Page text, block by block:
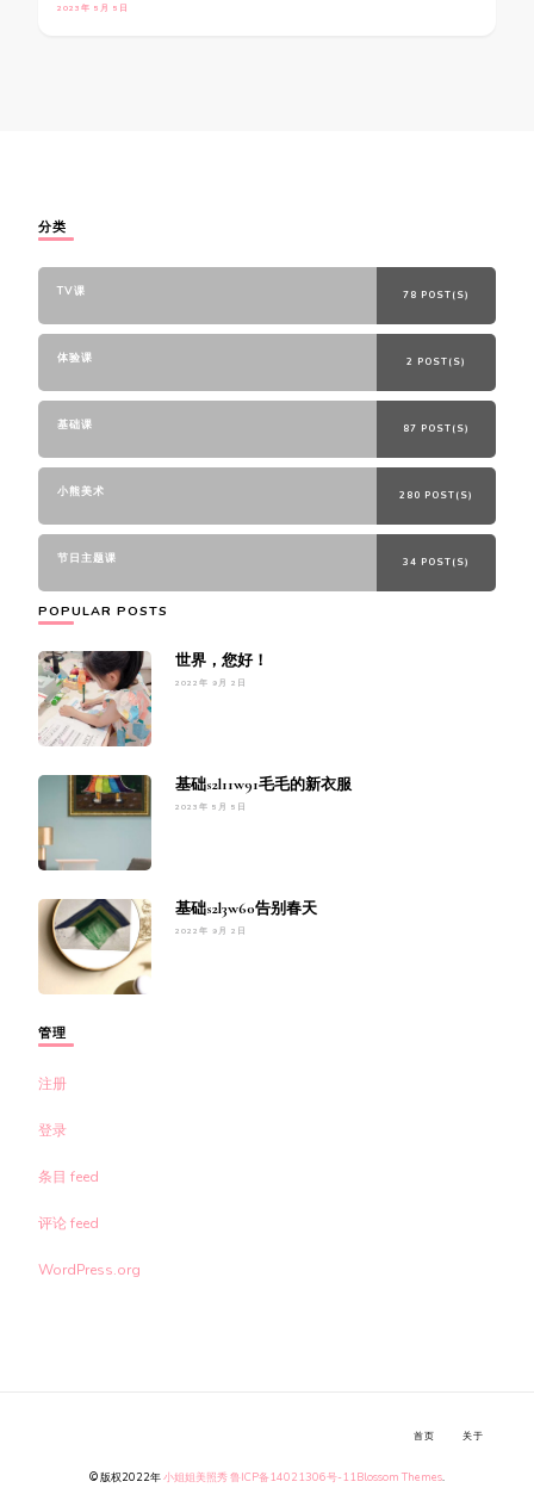
2023年 5月 5日
分类
TV课 78 POST(S)
体验课 2 POST(S)
基础课 87 POST(S)
小熊美术 280 POST(S)
节日主题课 34 POST(S)
POPULAR POSTS
世界，您好！
2022年 9月 2日
基础s2l11w91毛毛的新衣服
2023年 5月 5日
基础s2l3w60告别春天
2022年 9月 2日
管理
注册
登录
条目 feed
评论 feed
WordPress.org
© 版权2022年小姐姐美照秀鲁ICP备14021306号-11Blossom Themes.
首页 关于